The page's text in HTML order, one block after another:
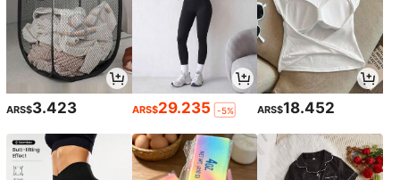
ARS$3.423 ARS$29.235 -5% ARS$18.452